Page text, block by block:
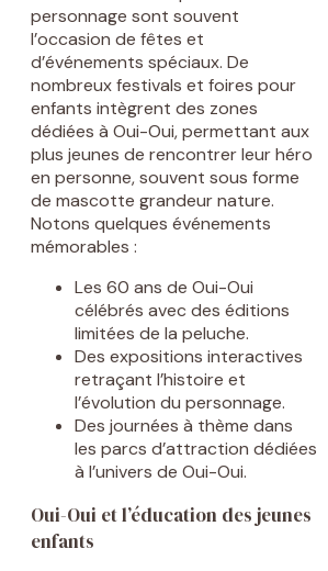
personnage sont souvent
l’occasion de fêtes et
d’événements spéciaux. De
nombreux festivals et foires pour
enfants intègrent des zones
dédiées à Oui-Oui, permettant aux
plus jeunes de rencontrer leur héro
en personne, souvent sous forme
de mascotte grandeur nature.
Notons quelques événements
mémorables :
Les 60 ans de Oui-Oui
célébrés avec des éditions
limitées de la peluche.
Des expositions interactives
retraçant l’histoire et
l’évolution du personnage.
Des journées à thème dans
les parcs d’attraction dédiées
à l’univers de Oui-Oui.
Oui-Oui et l’éducation des jeunes
enfants